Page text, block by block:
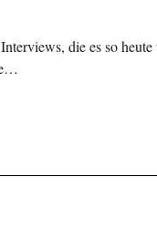
die es so